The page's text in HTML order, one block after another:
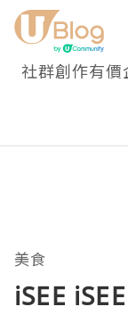
社群創作有價
美食
iSEE